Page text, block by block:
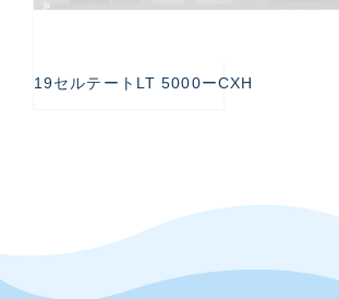
19セルテートLT 5000ーCXH